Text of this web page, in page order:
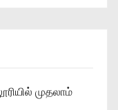
முதலாம்